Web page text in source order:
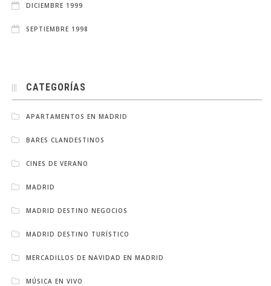
DICIEMBRE 1999
SEPTIEMBRE 1998
CATEGORÍAS
APARTAMENTOS EN MADRID
BARES CLANDESTINOS
CINES DE VERANO
MADRID
MADRID DESTINO NEGOCIOS
MADRID DESTINO TURÍSTICO
MERCADILLOS DE NAVIDAD EN MADRID
MÚSICA EN VIVO